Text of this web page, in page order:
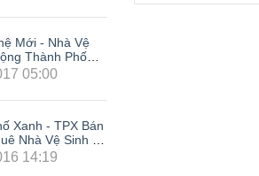
Mới - Nhà Vệ
Thành Phố
05:00
Xanh - TPX Bán
Nhà Vệ Sinh Di
Composite Tại
14:19